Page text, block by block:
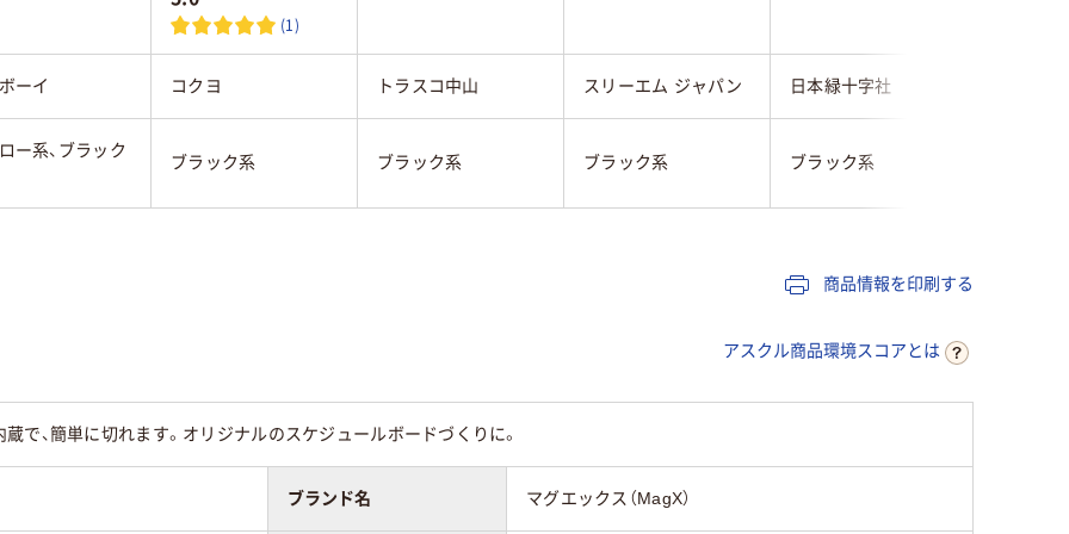
(1)
ーイ コクヨ トラスコ中山 スリーエム ジャパン 日本緑十字社
ー系、ブラック
ブラック系 ブラック系 ブラック系 ブラック系
商品情報を印刷する
アスクル商品環境スコアとは
で、簡単に切れます。オリジナルのスケジュールボードづくりに。
ブランド名 マグエックス（MagX）